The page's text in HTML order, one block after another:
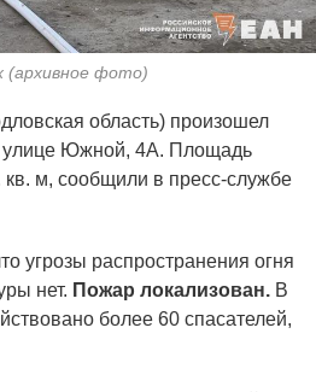
фото)
область) произошел
улице Южной, 4А. Площадь
кв. м, сообщили в пресс-службе
угрозы распространения огня
нет. Пожар локализован. В
более 60 спасателей,